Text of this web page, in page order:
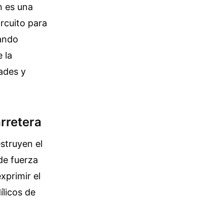
es una
para
la
y
el
fuerza
el
de